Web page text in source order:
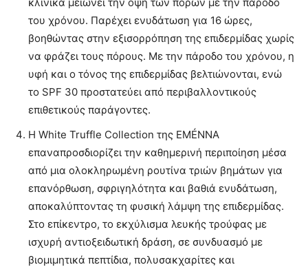
του χρόνου. Παρέχει ενυδάτωση για 16 ώρες,
βοηθώντας στην εξισορρόπηση της επιδερμίδας χωρίς
να φράζει τους πόρους. Με την πάροδο του χρόνου, η
υφή και ο τόνος της επιδερμίδας βελτιώνονται, ενώ
το SPF 30 προστατεύει από περιβαλλοντικούς
επιθετικούς παράγοντες.
Η White Truffle Collection της EMÉNNA
επαναπροσδιορίζει την καθημερινή περιποίηση μέσα
από μια ολοκληρωμένη ρουτίνα τριών βημάτων για
επανόρθωση, σφριγηλότητα και βαθιά ενυδάτωση,
αποκαλύπτοντας τη φυσική λάμψη της επιδερμίδας.
Στο επίκεντρο, το εκχύλισμα λευκής τρούφας με
ισχυρή αντιοξειδωτική δράση, σε συνδυασμό με
βιομιμητικά πεπτίδια, πολυσακχαρίτες και